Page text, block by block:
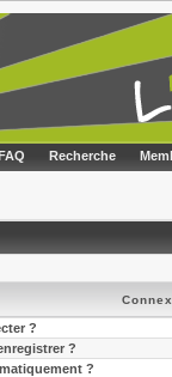
Recherche
?
?
?